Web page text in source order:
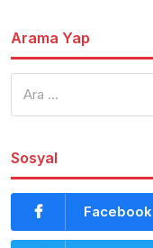
Arama Yap
Sosyal
Facebook